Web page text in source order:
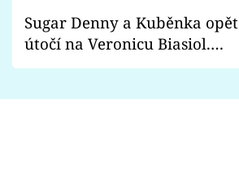
Sugar Denny a Kuběnka opět
útočí na Veronicu Biasiol.
Proč je podle nich falešná a